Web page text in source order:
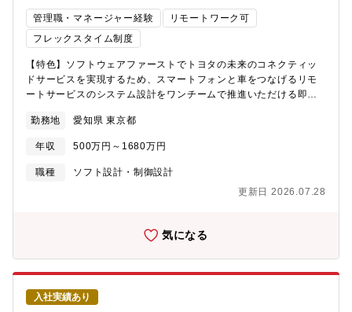
ツール：Redmine・システムで使用する計算機のOS：Linux及び
Windows【組織構成】 防衛・宇宙システム事業本部 ー 統合情報
システム部 ー 情報システム第五課■組織のミッション海外向けの
情報システムのプロジェクト部門として、プロジェクトマネジメ
ントだけでなく、システムの上流設計からシステム導入後の運用
サポートまで、システムのライフサイクル全体に関与します。シ
ステムの改善事業や新規事業の提案、事業化の活動も行います。
ックス制度：あり■リモート制度：あり（週に1～2日程度）■転
勤：ほぼなし■出張：海外（1週間程度）※給与条件イメージ※担
ラス：想定年収800～1100万 月収48万～高度技術者クラス：想
定年収1000万～ 月収56万～ 【キャリア】社内関連部門を取り
き等を理解いただき、段階的により広い範囲を担当していただき
ます。また、将来には管理職として事業企画、経営管理等のより
高度な役割を担っていただくことも期待しています。＜三菱電
機・鎌倉製作所について＞■防衛システム、宇宙システムのリーデ
ィングカンパニーとして、数多くの製品を開発・生産し、国内の
安全保障や宇宙開発に大きく貢献して参りました。■国内に7社の
管理職・マネージャー経験
リモートワーク可
フレックスタイム制度
【特色】ソフトウェアファーストでトヨタの未来のコネクティッ
ドサービスを実現するため、スマートフォンと車をつなげるリモ
ートサービスのシステム設計をワンチームで推進いただける即戦
心、快適を提供するリモートサービスでは、スマホからドアをロ
ックしたり、乗車前にエアコンを作動させるなどの遠隔操作サー
ビスを提供しています。進化する市場ニーズに追従するためスピ
ーディーにサービスを提供することが重要となります。実現のた
発、アプリケーション開発、システム評価を開発できるエンジニ
ョン仕様開発 ・スマホから車載器のシステムアーキ検討、シス
テム仕様開発 ・通信車載器を中心としたセンタ通信、車載器間
通信での共通PF仕様開発 ・通信車載器におけるソフトアーキ検
討、アプリケーション仕様開発 ・社内開発部署、社外開発パー
トナーといったステークホルダとの仕様調整②ソフトウェア開
発 ・通信車載器に搭載するアプリケーションのソフトウェア詳
勤務地 愛知県 東京都
年収 500万円～1680万円
職種
ソフト設計・制御設計
更新日 2026.07.28
気になる
入社実績あり